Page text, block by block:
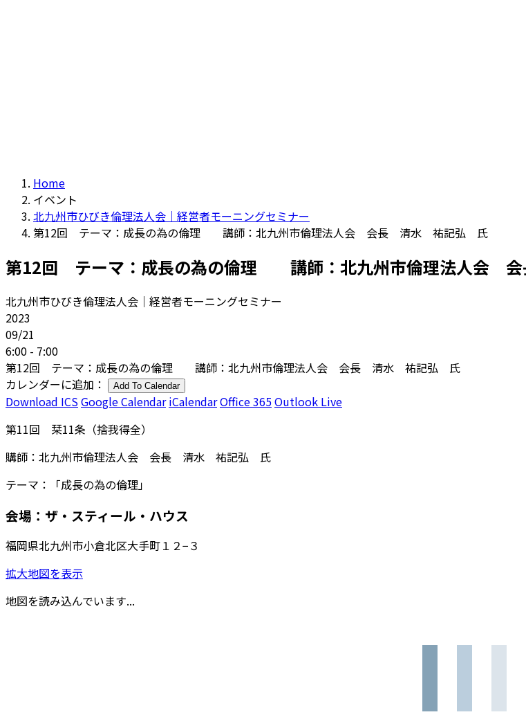
Home
イベント
北九州市ひびき倫理法人会｜経営者モーニングセミナー
第12回 テーマ：成長の為の倫理 講師：北九州市倫理法人会 会長 清水 祐記弘 氏
第12回 テーマ：成長の為の倫理 講師：北九州市倫理法人会
北九州市ひびき倫理法人会｜経営者モーニングセミナー
2023
09/21
6:00 - 7:00
第12回 テーマ：成長の為の倫理 講師：北九州市倫理法人会 会長 清水 祐記弘 氏
カレンダーに追加：
Add To Calendar
Download ICSGoogle Calendar iCalendarOffice 365Outlook Live
第11回 栞11条（捨我得全）
購師：北九州市倫理法人会 会長 清水 祐記弘 氏
テーマ：「成長の為の倫理」
会場：ザ・スティール・ハウス
福岡県北九州市小倉北区大手町１２−３
拡大地図を表示
地図を読み込んでいます...